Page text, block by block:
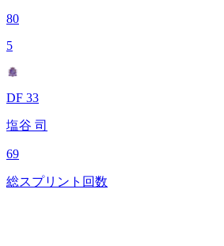
80
5
DF 33
塩谷 司
69
総スプリント回数